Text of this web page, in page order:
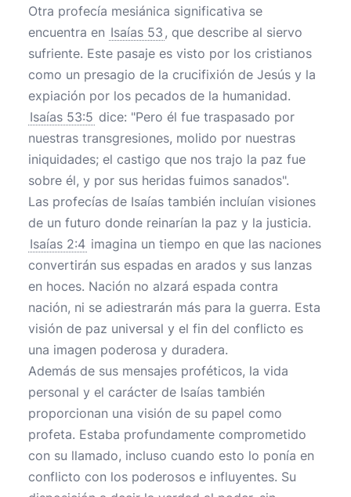
Otra profecía mesiánica significativa se
encuentra en Isaías 53 , que describe al siervo
sufriente. Este pasaje es visto por los cristianos
como un presagio de la crucifixión de Jesús y la
expiación por los pecados de la humanidad.
Isaías 53:5 dice: "Pero él fue traspasado por
nuestras transgresiones, molido por nuestras
iniquidades; el castigo que nos trajo la paz fue
sobre él, y por sus heridas fuimos sanados".
Las profecías de Isaías también incluían visiones
de un futuro donde reinarían la paz y la justicia.
Isaías 2:4 imagina un tiempo en que las naciones
convertirán sus espadas en arados y sus lanzas
en hoces. Nación no alzará espada contra
nación, ni se adiestrarán más para la guerra. Esta
visión de paz universal y el fin del conflicto es
una imagen poderosa y duradera.
Además de sus mensajes proféticos, la vida
personal y el carácter de Isaías también
proporcionan una visión de su papel como
profeta. Estaba profundamente comprometido
con su llamado, incluso cuando esto lo ponía en
conflicto con los poderosos e influyentes. Su